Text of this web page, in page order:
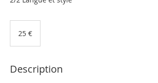
25 €
Description